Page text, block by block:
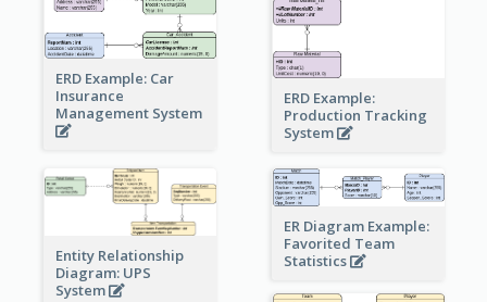
ERD Example:
Production Tracking
System
ERD Example: Car
Insurance
Management System
Entity Relationship
Diagram: UPS
System
ER Diagram Example:
Favorited Team
Statistics